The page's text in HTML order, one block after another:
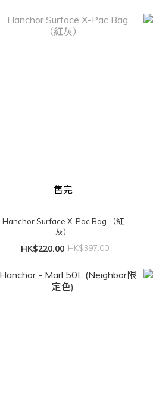
售完
Hanchor Surface X-Pac Bag （紅
灰）
HK$220.00 HK$397.00